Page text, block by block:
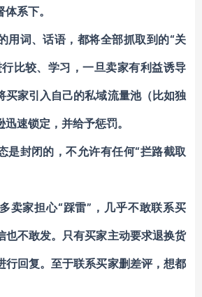
系下。
用词、话语，都将全部抓取到的“关
比较、学习，一旦卖家有利益诱导
买家引入自己的私域流量池（比如独
速锁定，并给予惩罚。
是封闭的，不允许有任何“拦路截取
卖家担心“踩雷”，几乎不敢联系买
也不敢发。只有买家主动要求退换货
行回复。至于联系买家删差评，想都